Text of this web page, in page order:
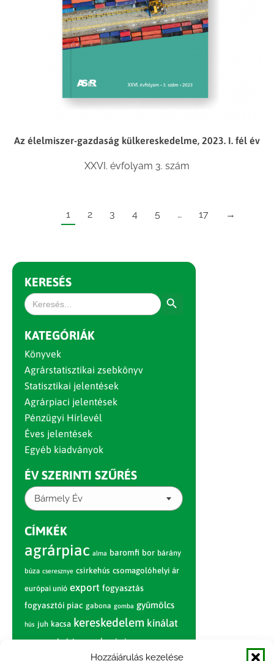
Hozzájárulás kezelése
Az élelmiszer-gazdaság külkereskedelme, 2023. I. fél év
XXVI. évfolyam 3. szám
1 2 3 4 5 … 17 →
KERESÉS
Search
for:
KATEGÓRIÁK
Könyvek
Agrárstatisztikai zsebkönyv
Statisztikai jelentések
Agrárpiaci jelentések
Pénzügyi Hírlevél
Éves jelentések
Egyéb kiadványok
ÉV SZERINTI SZŰRÉS
Bármely Év
CÍMKÉK
agrárpiac alma baromfi bor bárány
búza cseresznye csirkehús csomagolóhelyi ár
európai unió export fogyasztás
fogyasztói piac gabona gomba gyümölcs
hús juh kacsa kereskedelem kínálat
marhahús nagybani piac